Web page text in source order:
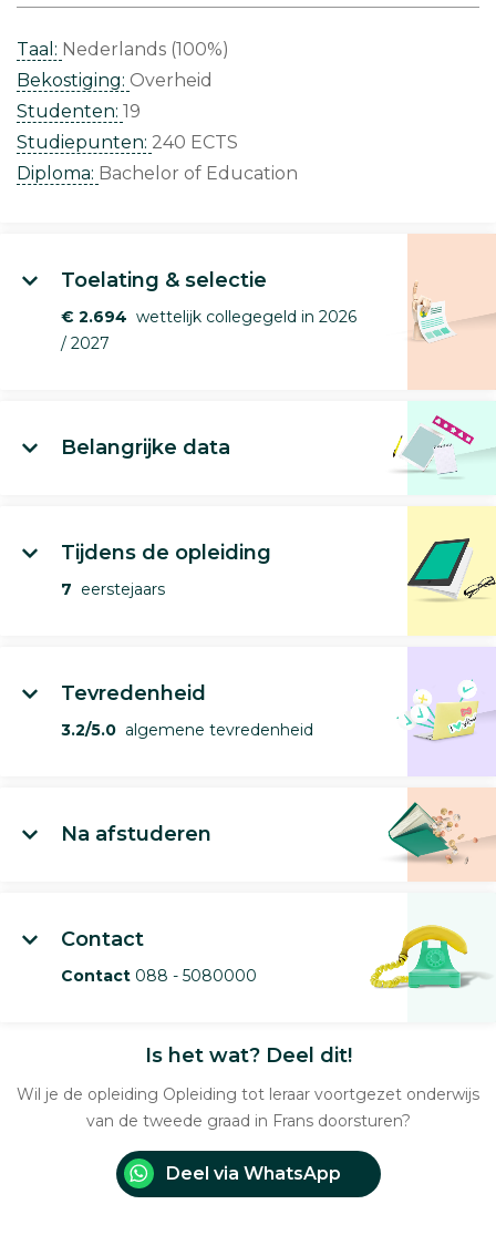
Taal: Nederlands (100%)
Bekostiging: Overheid
Studenten: 19
Studiepunten: 240 ECTS
Diploma: Bachelor of Education
Toelating & selectie
€ 2.694 wettelijk collegegeld in 2026
/ 2027
Belangrijke data
Tijdens de opleiding
7 eerstejaars
Tevredenheid
3.2/5.0 algemene tevredenheid
Na afstuderen
Contact
Contact 088 - 5080000
Is het wat? Deel dit!
Wil je de opleiding Opleiding tot leraar voortgezet onderwijs
van de tweede graad in Frans doorsturen?
Deel via WhatsApp